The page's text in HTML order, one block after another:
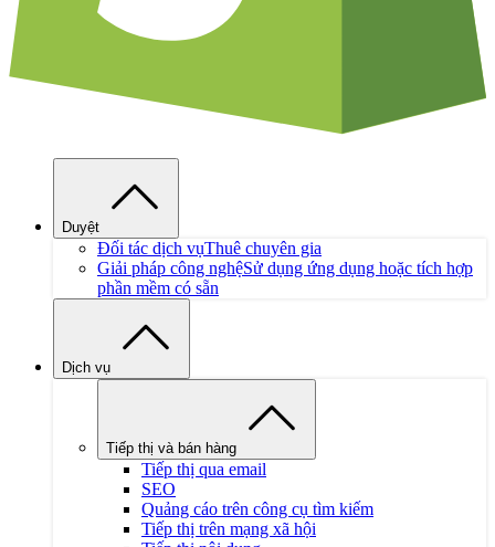
Duyệt
Đối tác dịch vụThuê chuyên gia
Giải pháp công nghệSử dụng ứng dụng hoặc tích hợp
phần mềm có sẵn
Dịch vụ
Tiếp thị và bán hàng
Tiếp thị qua email
SEO
Quảng cáo trên công cụ tìm kiếm
Tiếp thị trên mạng xã hội